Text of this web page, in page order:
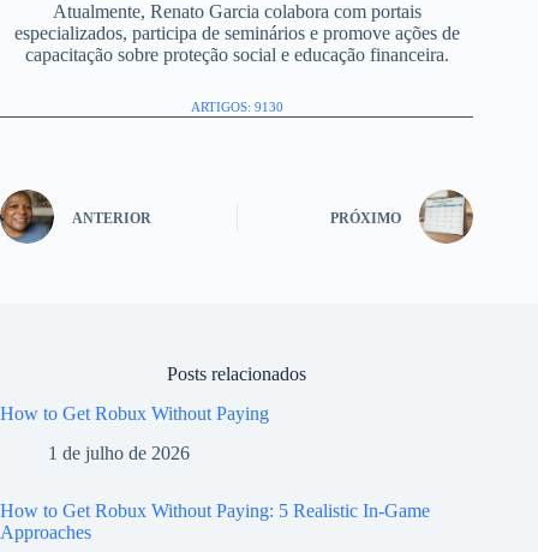
Atualmente, Renato Garcia colabora com portais
especializados, participa de seminários e promove ações de
capacitação sobre proteção social e educação financeira.
ARTIGOS: 9130
ANTERIOR PRÓXIMO
Posts relacionados
How to Get Robux Without Paying
1 de julho de 2026
How to Get Robux Without Paying: 5 Realistic In-Game
Approaches